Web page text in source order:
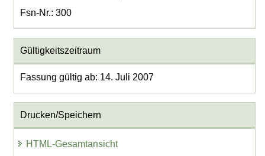
Fsn-Nr.: 300
Gültigkeitszeitraum
Fassung gültig ab: 14. Juli 2007
Drucken/Speichern
HTML-Gesamtansicht